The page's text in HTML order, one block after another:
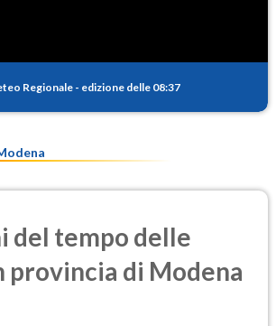
Regionale - edizione delle 08:37
del tempo delle
provincia di Modena